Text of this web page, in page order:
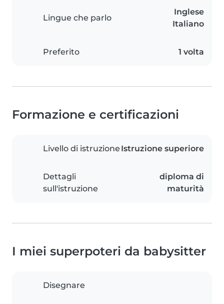
Lingue che parlo
Inglese
Italiano
Preferito 1 volta
Formazione e certificazioni
Livello di istruzione Istruzione superiore
Dettagli
sull'istruzione
diploma di
maturità
I miei superpoteri da babysitter
Disegnare